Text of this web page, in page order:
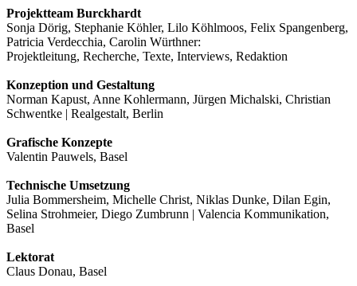
Projektteam Burckhardt
Sonja Dörig, Stephanie Köhler, Lilo Köhlmoos, Felix Spangenberg,
Patricia Verdecchia, Carolin Würthner:
Projektleitung, Recherche, Texte, Interviews, Redaktion
Konzeption und Gestaltung
Norman Kapust, Anne Kohlermann, Jürgen Michalski, Christian
Schwentke | Realgestalt, Berlin
Grafische Konzepte
Valentin Pauwels, Basel
Technische Umsetzung
Julia Bommersheim, Michelle Christ, Niklas Dunke, Dilan Egin,
Selina Strohmeier, Diego Zumbrunn | Valencia Kommunikation,
Basel
Lektorat
Claus Donau, Basel